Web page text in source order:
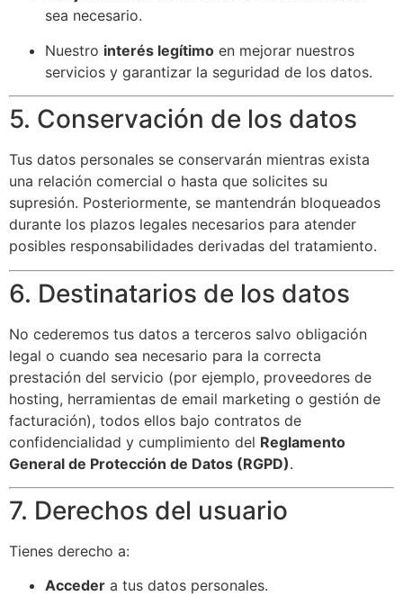
sea necesario.
Nuestro interés legítimo en mejorar nuestros
servicios y garantizar la seguridad de los datos.
5. Conservación de los datos
Tus datos personales se conservarán mientras exista
una relación comercial o hasta que solicites su
supresión. Posteriormente, se mantendrán bloqueados
durante los plazos legales necesarios para atender
posibles responsabilidades derivadas del tratamiento.
6. Destinatarios de los datos
No cederemos tus datos a terceros salvo obligación
legal o cuando sea necesario para la correcta
prestación del servicio (por ejemplo, proveedores de
hosting, herramientas de email marketing o gestión de
facturación), todos ellos bajo contratos de
confidencialidad y cumplimiento del Reglamento
General de Protección de Datos (RGPD).
7. Derechos del usuario
Tienes derecho a:
Acceder a tus datos personales.